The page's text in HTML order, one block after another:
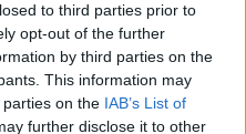
to third parties prior to
opt-out of the further
by third parties on the
This information may
on the IAB’s List of
further disclose it to other